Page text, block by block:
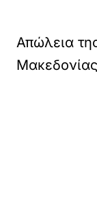
Απώλεια
Μακεδονίας